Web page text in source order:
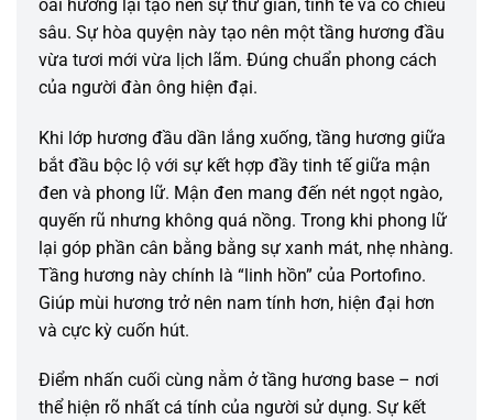
oải hương lại tạo nên sự thư giãn, tinh tế và có chiều
sâu. Sự hòa quyện này tạo nên một tầng hương đầu
vừa tươi mới vừa lịch lãm. Đúng chuẩn phong cách
của người đàn ông hiện đại.
Khi lớp hương đầu dần lắng xuống, tầng hương giữa
bắt đầu bộc lộ với sự kết hợp đầy tinh tế giữa mận
đen và phong lữ. Mận đen mang đến nét ngọt ngào,
quyến rũ nhưng không quá nồng. Trong khi phong lữ
lại góp phần cân bằng bằng sự xanh mát, nhẹ nhàng.
Tầng hương này chính là “linh hồn” của Portofino.
Giúp mùi hương trở nên nam tính hơn, hiện đại hơn
và cực kỳ cuốn hút.
Điểm nhấn cuối cùng nằm ở tầng hương base – nơi
thể hiện rõ nhất cá tính của người sử dụng. Sự kết